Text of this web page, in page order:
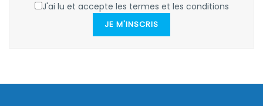
J'ai lu et accepte les termes et les conditions
JE M'INSCRIS